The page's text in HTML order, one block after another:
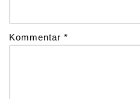
Kommentar *